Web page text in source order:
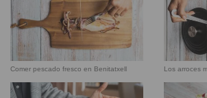
Comer pescado fresco en Benitatxell Los arroces